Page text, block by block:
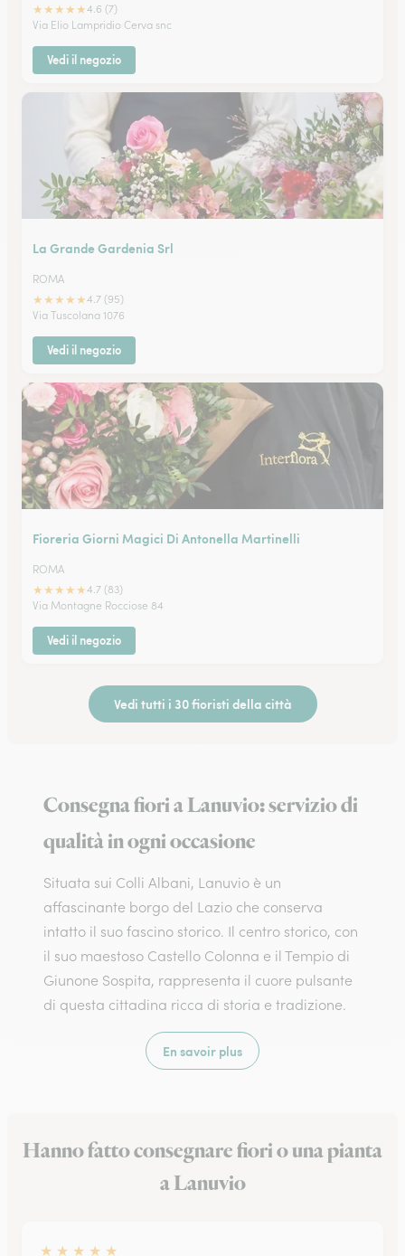
★★★★★4.6 (7)
Via Elio Lampridio Cerva snc
Vedi il negozio
La Grande Gardenia Srl
ROMA
★★★★★4.7 (95)
Via Tuscolana 1076
Vedi il negozio
Fioreria Giorni Magici Di Antonella Martinelli
ROMA
★★★★★4.7 (83)
Via Montagne Rocciose 84
Vedi il negozio
Vedi tutti i 30 fioristi della città
Consegna fiori a Lanuvio: servizio di
qualità in ogni occasione
Situata sui Colli Albani, Lanuvio è un
affascinante borgo del Lazio che conserva
intatto il suo fascino storico. Il centro storico, con
il suo maestoso Castello Colonna e il Tempio di
Giunone Sospita, rappresenta il cuore pulsante
di questa cittadina ricca di storia e tradizione.
En savoir plus
Hanno fatto consegnare fiori o una pianta
a Lanuvio
★ ★ ★ ★ ★